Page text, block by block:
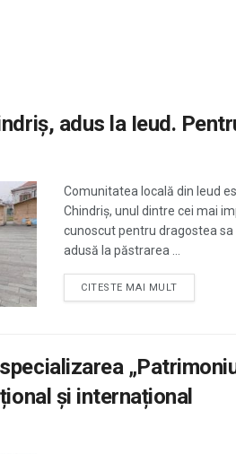
adus la Ieud.
Comunitatea locală din Ieud
Chindriș, unul dintre cei mai
cunoscut pentru dragostea
adusă la păstrarea ...
CITESTE MAI MULT
și internațional